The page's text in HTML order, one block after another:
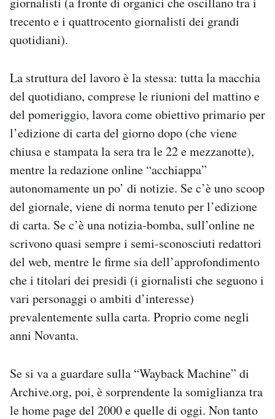
trecento e i quattrocento giornalisti dei grandi
quotidiani).
La struttura del lavoro è la stessa: tutta la macchia
del quotidiano, comprese le riunioni del mattino e
del pomeriggio, lavora come obiettivo primario per
l’edizione di carta del giorno dopo (che viene
chiusa e stampata la sera tra le 22 e mezzanotte),
mentre la redazione online “acchiappa”
autonomamente un po’ di notizie. Se c’è uno scoop
del giornale, viene di norma tenuto per l’edizione
di carta. Se c’è una notizia-bomba, sull’online ne
scrivono quasi sempre i semi-sconosciuti redattori
del web, mentre le firme sia dell’approfondimento
che i titolari dei presidi (i giornalisti che seguono i
vari personaggi o ambiti d’interesse)
prevalentemente sulla carta. Proprio come negli
anni Novanta.
Se si va a guardare sulla “Wayback Machine” di
Archive.org, poi, è sorprendente la somiglianza tra
le home page del 2000 e quelle di oggi. Non tanto